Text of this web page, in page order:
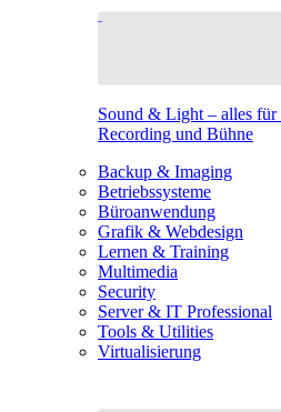
Sound & Light – alles für
Recording und Bühne
Backup & Imaging
Betriebssysteme
Büroanwendung
Grafik & Webdesign
Lernen & Training
Multimedia
Security
Server & IT Professional
Tools & Utilities
Virtualisierung